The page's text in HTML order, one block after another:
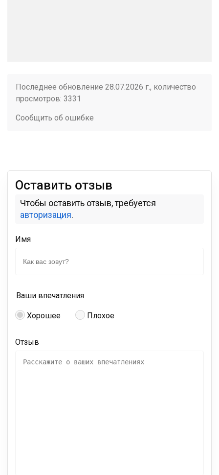
Последнее обновление 28.07.2026 г., количество
просмотров: 3331
Сообщить об ошибке
Оставить отзыв
Чтобы оставить отзыв, требуется
авторизация.
Имя
Ваши впечатления
Хорошее Плохое
Отзыв